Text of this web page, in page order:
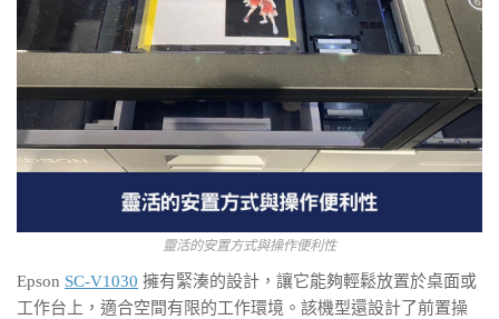
靈活的安置方式與操作便利性
Epson SC-V1030 擁有緊湊的設計，讓它能夠輕鬆放置於桌面或
工作台上，適合空間有限的工作環境。該機型還設計了前置操